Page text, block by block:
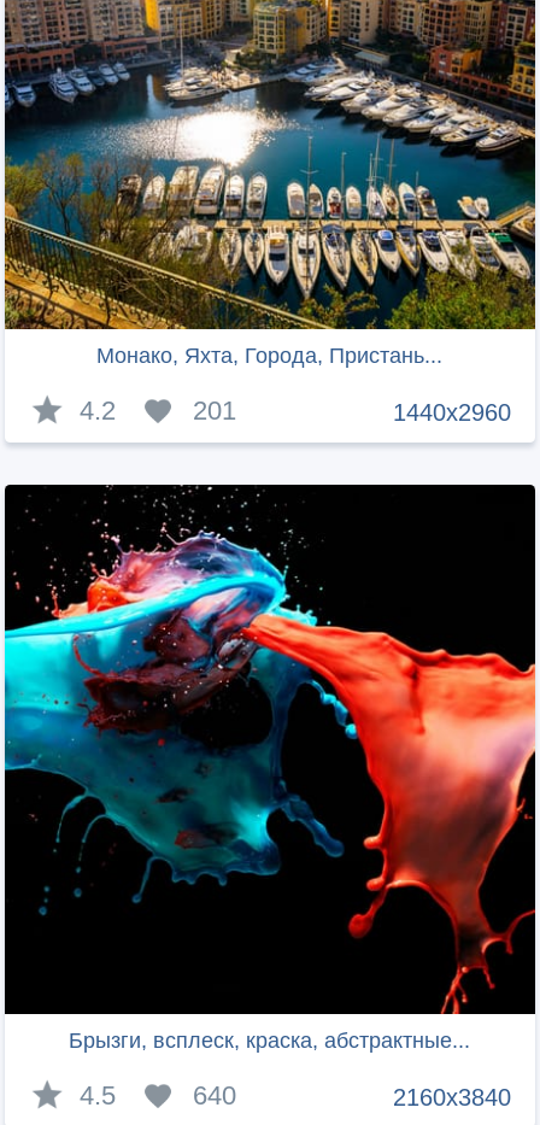
Монако, Яхта, Города, Пристань...
1440x2960
4.2 201
Брызги, всплеск, краска, абстрактные...
2160x3840
4.5 640